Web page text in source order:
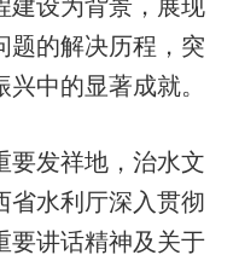
题的解决历程，突
中的显著成就。
发祥地，治水文
省水利厅深入贯彻
要讲话精神及关于